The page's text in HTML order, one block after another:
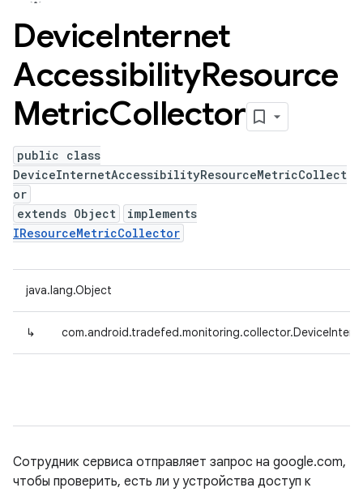
DeviceInternet
AccessibilityResource
MetricCollector
public class
DeviceInternetAccessibilityResourceMetricCollect
or
extends Object
implements
IResourceMetricCollector
java.lang.Object
↳
Сотрудник сервиса отправляет запрос на google.com,
чтобы проверить, есть ли у устройства доступ к